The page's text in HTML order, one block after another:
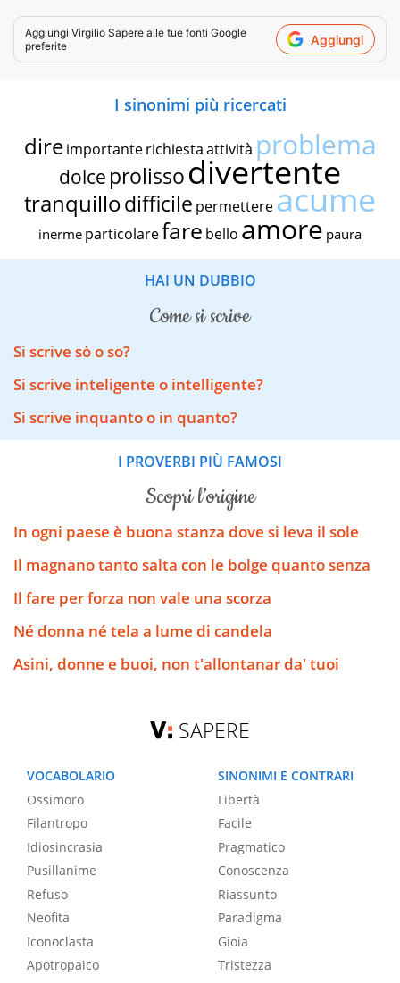
Aggiungi Virgilio Sapere alle tue fonti Google
preferite
Aggiungi
I sinonimi più ricercati
dire importante richiestaattività problema
dolce prolissodivertente
tranquillodifficile permettereacume
inerme particolarefare bello amore paura
HAI UN DUBBIO
come si scrive
Si scrive sò o so?
Si scrive inteligente o intelligente?
Si scrive inquanto o in quanto?
I PROVERBI PIÙ FAMOSI
scopri l’origine
In ogni paese è buona stanza dove si leva il sole
Il magnano tanto salta con le bolge quanto senza
Il fare per forza non vale una scorza
Né donna né tela a lume di candela
Asini, donne e buoi, non t'allontanar da' tuoi
SAPERE
VOCABOLARIO
Ossimoro
Filantropo
Idiosincrasia
Pusillanime
Refuso
Neofita
Iconoclasta
Apotropaico
SINONIMI E CONTRARI
Libertà
Facile
Pragmatico
Conoscenza
Riassunto
Paradigma
Gioia
Tristezza